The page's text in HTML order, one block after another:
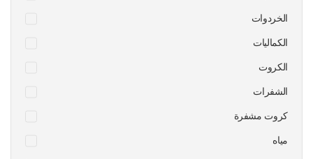
الخردوات
الكماليات
الكروت
الشفرات
كروت مشفرة
مياه